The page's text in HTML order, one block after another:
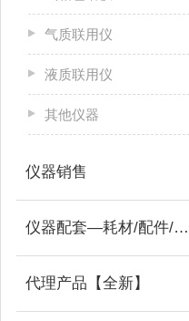
气质联用仪
液质联用仪
其他仪器
仪器销售
仪器配套—耗材/配件/备件
代理产品【全新】